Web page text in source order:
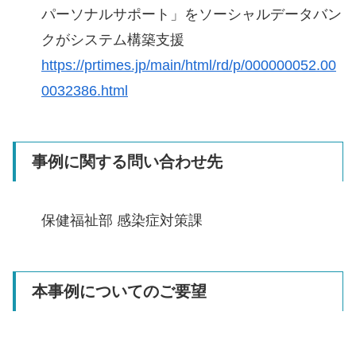
パーソナルサポート」をソーシャルデータバン
クがシステム構築支援
https://prtimes.jp/main/html/rd/p/000000052.00
0032386.html
事例に関する問い合わせ先
保健福祉部 感染症対策課
本事例についてのご要望